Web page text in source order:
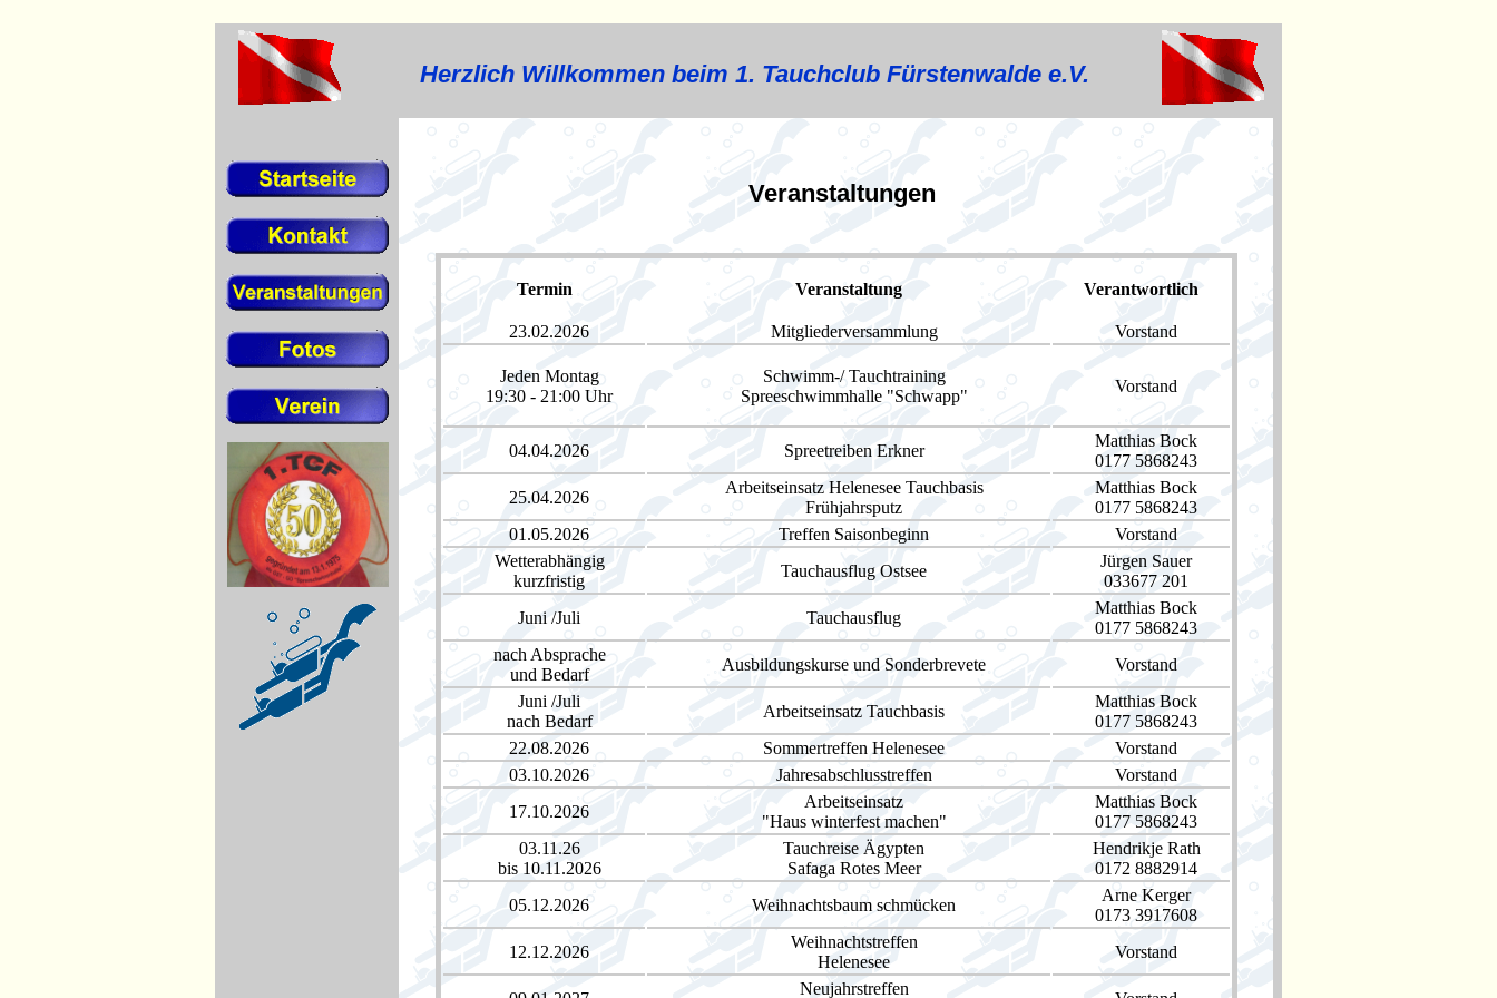
Herzlich Willkommen beim 1. Tauchclub Fürstenwalde e.V.
Veranstaltungen
Termin Veranstaltung Verantwortlich
23.02.2026 Mitgliederversammlung Vorstand
Jeden Montag
19:30 - 21:00 Uhr
Schwimm-/ Tauchtraining
Spreeschwimmhalle "Schwapp"
Vorstand
04.04.2026 Spreetreiben Erkner
Matthias Bock
0177 5868243
25.04.2026
Arbeitseinsatz Helenesee Tauchbasis
Frühjahrsputz
Matthias Bock
0177 5868243
01.05.2026
Treffen Saisonbeginn
Vorstand
Wetterabhängig
kurzfristig
Tauchausflug Ostsee
Jürgen Sauer
033677 201
Juni /Juli
Tauchausflug
Matthias Bock
0177 5868243
nach Absprache
und Bedarf
Ausbildungskurse und Sonderbrevete
Vorstand
Juni /Juli
nach Bedarf
Arbeitseinsatz Tauchbasis
Matthias Bock
0177 5868243
22.08.2026
Sommertreffen Helenesee
Vorstand
03.10.2026
Jahresabschlusstreffen
Vorstand
17.10.2026
Arbeitseinsatz
"Haus winterfest machen"
Matthias Bock
0177 5868243
03.11.26
bis 10.11.2026
Tauchreise Ägypten
Safaga Rotes Meer
Hendrikje Rath
0172 8882914
05.12.2026
Weihnachtsbaum schmücken
Arne Kerger
0173 3917608
12.12.2026
Weihnachtstreffen
Helenesee
Vorstand
Neujahrstreffen